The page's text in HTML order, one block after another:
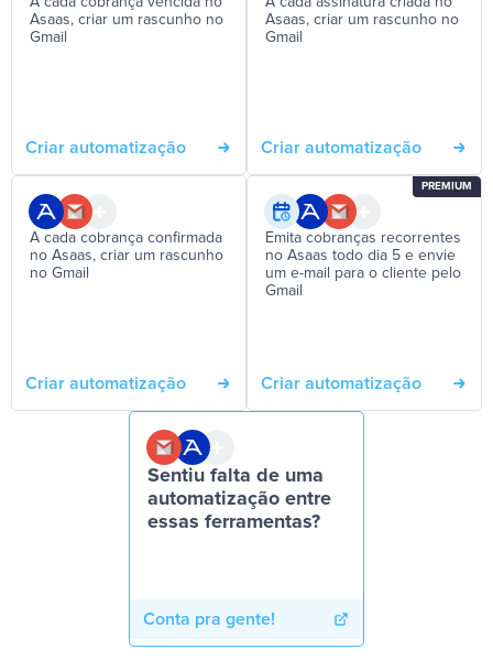
Asaas, criar um rascunho no
Gmail
Criar automatização
Asaas, criar um rascunho no
Gmail
Criar automatização
A cada cobrança confirmada
no Asaas, criar um rascunho
no Gmail
Criar automatização
PREMIUM
Emita cobranças recorrentes
no Asaas todo dia 5 e envie
um e-mail para o cliente pelo
Gmail
Criar automatização
Sentiu falta de uma
automatização entre
essas ferramentas?
Conta pra gente!